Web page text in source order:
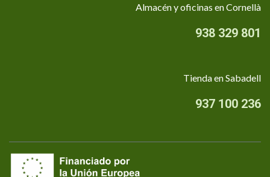
Almacén y oficinas en Cornellà
938 329 801
Tienda en Sabadell
937 100 236